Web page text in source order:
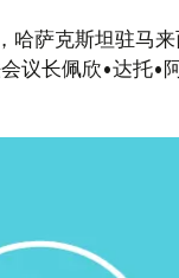
萨克斯坦驻马
议长佩欣•达托•